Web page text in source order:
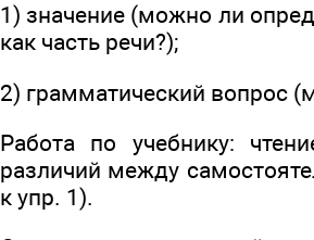
1) значение (можно ли
как часть речи?);
2) грамматический вопрос
Работа по учебнику:
различий между
к упр. 1).